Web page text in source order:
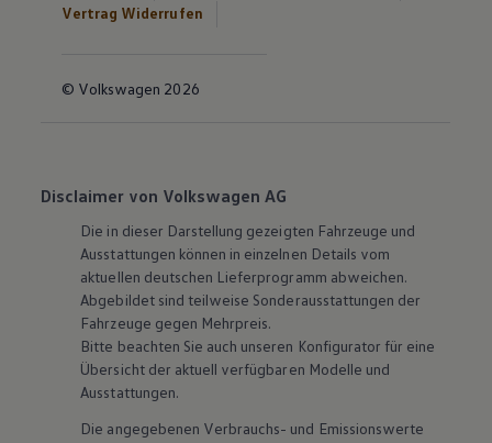
Vertrag Widerrufen
© Volkswagen 2026
Disclaimer von Volkswagen AG
Die in dieser Darstellung gezeigten Fahrzeuge und
Ausstattungen können in einzelnen Details vom
aktuellen deutschen Lieferprogramm abweichen.
Abgebildet sind teilweise Sonderausstattungen der
Fahrzeuge gegen Mehrpreis.
Bitte beachten Sie auch unseren Konfigurator für eine
Übersicht der aktuell verfügbaren Modelle und
Ausstattungen.
Die angegebenen Verbrauchs- und Emissionswerte